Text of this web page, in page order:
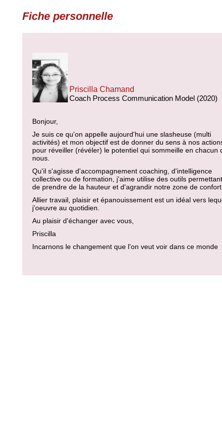
Fiche personnelle
Priscilla Chamand
Coach Process Communication Model (2020)
Bonjour,
Je suis ce qu'on appelle aujourd'hui une slasheuse (multi
activités) et mon objectif est de donner du sens à nos
pour réveiller (révéler) le potentiel qui sommeille en chacun
nous.
Qu'il s'agisse d'accompagnement coaching, d'intelligence
collective ou de formation, j'aime utilise des outils permettant
de prendre de la hauteur et d'agrandir notre zone de
Allier travail, plaisir et épanouissement est un idéal vers
j'oeuvre au quotidien.
Au plaisir d'échanger avec vous,
Priscilla
Incarnons le changement que l'on veut voir dans ce monde